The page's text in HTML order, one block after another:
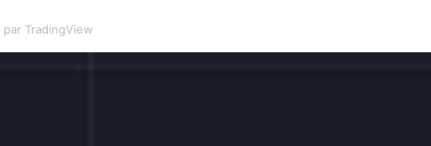
par TradingView